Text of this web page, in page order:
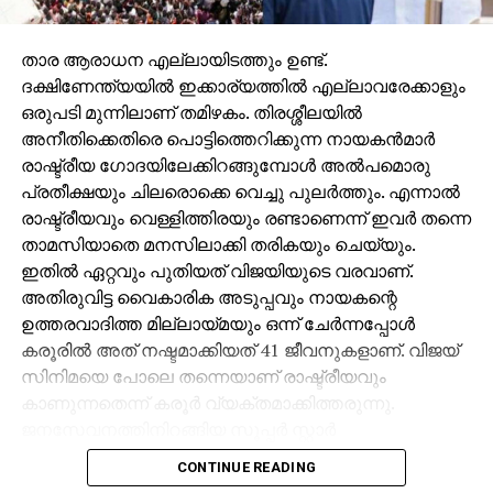
പ്രകടമാണ്. അതുപോലെ ഇത്തരം
ന്യായീകരണവുമായെത്തുന്നവരുടെയും ലക്ഷ്യം
അവസരവും അം ഗീകാരവും തന്നെയാണ്.
ലഹരിയുടെ ഉപയോഗം ഷൂട്ടിങ്ങ് സെറ്റുകളില്‍ വലിയ
പ്രയാസം സൃഷ്ടിക്കുന്നതായുള്ള പരാതികള്‍
വര്‍ഷങ്ങളായി ഉയര്‍ന്നുകേള്‍ക്കുന്നുണ്ടെങ്കിലും
പ്രസ്താവനകളും പ്രഖ്യാപനങ്ങളുമല്ലാതെ ഈ
പ്രവണതക്കെതിരെ ഒരുനടപടിയു മുണ്ടായിട്ടില്ല
എന്നതാണ് വാസ്തവം. ഷൂട്ടിങ് സെറ്റുകളില്‍ ലഹരി
ഉപയോഗിച്ച് പ്രശ്നമുണ്ടാക്കുന്നവരുടെ പട്ടിക
തയ്യാറാക്കാന്‍ പ്രൊഡ്യൂസേഴ്സ് അസോസിയേഷന്‍
തീരുമാനിക്കുകയും അംഗങ്ങള്‍ക്ക് നിര്‍ദ്ദേശം
നല്‍കുകയും ചെയതിരുന്നു.
നിയമിക്കുന്നതിനെയും സംഘടന അംഗീകരിച്ചിരുന്നു.
സെറ്റുകളിലെ ലഹരിയുടെ വ്യാപനത്തിനെതിരെ
താര ആരാധന എല്ലായിടത്തും ഉണ്ട്.
ദക്ഷിണേന്ത്യയില്‍ ഇക്കാര്യത്തില്‍ എല്ലാവരേക്കാളും
ഒരുപടി മുന്നിലാണ് തമിഴകം. തിരശ്ശീലയില്‍
അനീതിക്കെതിരെ പൊട്ടിത്തെറിക്കുന്ന നായകന്‍മാര്‍
രാഷ്ട്രീയ ഗോദയിലേക്കിറങ്ങുമ്പോള്‍ അല്‍പമൊരു
പ്രതീക്ഷയും ചിലരൊക്കെ വെച്ചു പുലര്‍ത്തും. എന്നാല്‍
രാഷ്ട്രീയവും വെള്ളിത്തിരയും രണ്ടാണെന്ന് ഇവര്‍ തന്നെ
താമസിയാതെ മനസിലാക്കി തരികയും ചെയ്യും.
ഇതില്‍ ഏറ്റവും പുതിയത് വിജയിയുടെ വരവാണ്.
അതിരുവിട്ട വൈകാരിക അടുപ്പവും നായകന്റെ
ഉത്തരവാദിത്ത മില്ലായ്മയും ഒന്ന് ചേര്‍ന്നപ്പോള്‍
കരൂരില്‍ അത് നഷ്ടമാക്കിയത് 41 ജീവനുകളാണ്. വിജയ്
സിനിമയെ പോലെ തന്നെയാണ് രാഷ്ട്രീയവും
കരിങ്കുപ്പായക്കാരായ അംഗരക്ഷകരുടെ സുരക്ഷയില്‍
സേഫ് സോ ണില്‍ വിരാജിക്കുമ്പോള്‍ നായകനെ ഒന്ന്
CONTINUE READING